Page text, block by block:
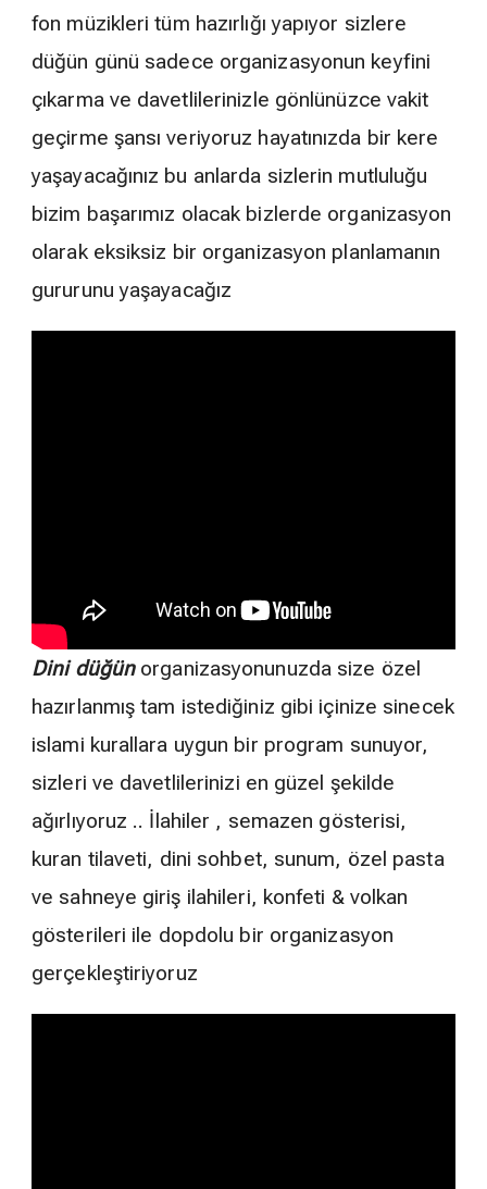
fon müzikleri tüm hazırlığı yapıyor sizlere
düğün günü sadece organizasyonun keyfini
çıkarma ve davetlilerinizle gönlünüzce vakit
geçirme şansı veriyoruz hayatınızda bir kere
yaşayacağınız bu anlarda sizlerin mutluluğu
bizim başarımız olacak bizlerde organizasyon
olarak eksiksiz bir organizasyon planlamanın
gururunu yaşayacağız
Dini düğünorganizasyonunuzda size özel
hazırlanmış tam istediğiniz gibi içinize sinecek
islami kurallara uygun bir program sunuyor,
sizleri ve davetlilerinizi en güzel şekilde
ağırlıyoruz .. İlahiler , semazen gösterisi,
kuran tilaveti, dini sohbet, sunum, özel pasta
ve sahneye giriş ilahileri, konfeti & volkan
gösterileri ile dopdolu bir organizasyon
gerçekleştiriyoruz